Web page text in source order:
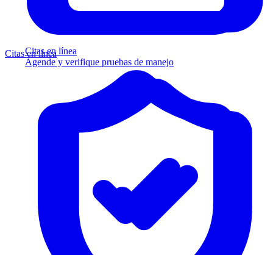
Citas en línea
Agende y verifique pruebas de manejo
Citas en línea